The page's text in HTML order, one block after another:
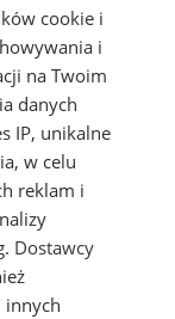
cookie i
i
na Twoim
danych
IP, unikalne
w celu
reklam i
Dostawcy
innych